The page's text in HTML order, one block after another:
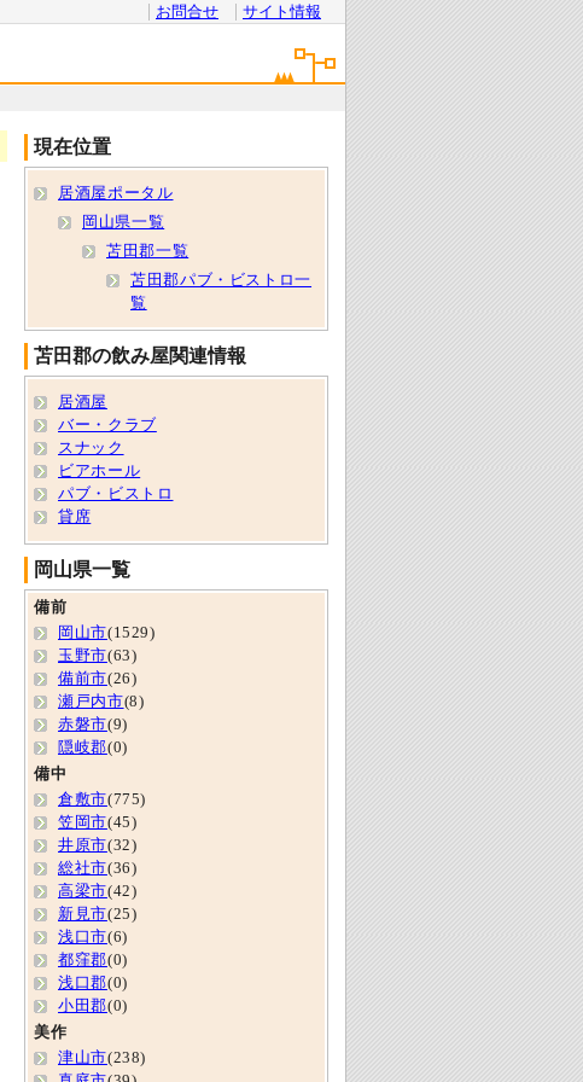
お問合せ サイト情報
現在位置
居酒屋ポータル
岡山県一覧
苫田郡一覧
苫田郡パブ・ビストロ一
覧
苫田郡の飲み屋関連情報
居酒屋
バー・クラブ
スナック
ビアホール
パブ・ビストロ
貸席
岡山県一覧
備前
岡山市(1529)
玉野市(63)
備前市(26)
瀬戸内市(8)
赤磐市(9)
隠岐郡(0)
備中
倉敷市(775)
笠岡市(45)
井原市(32)
総社市(36)
高梁市(42)
新見市(25)
浅口市(6)
都窪郡(0)
浅口郡(0)
小田郡(0)
美作
津山市(238)